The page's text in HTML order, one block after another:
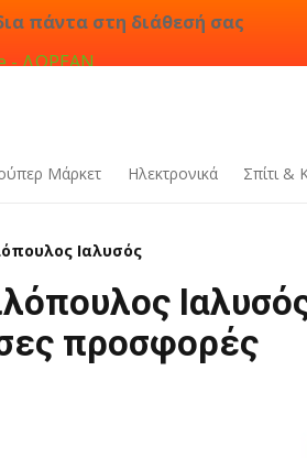
πάντα στη διάθεσή σας
- ΔΩΡΕΑΝ
Μάρκετ Hλεκτρονικά Σπίτι &
Ιαλυσός
προσφορές